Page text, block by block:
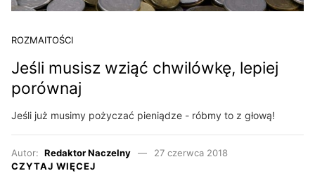
ROZMAITOŚCI
Jeśli musisz wziąć chwilówkę, lepiej
porównaj
Jeśli już musimy pożyczać pieniądze - róbmy to z głową!
Autor: Redaktor Naczelny
27 czerwca 2018
CZYTAJ WIĘCEJ